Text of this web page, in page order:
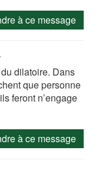
à ce message
dilatoire. Dans
que personne
feront n’engage
à ce message